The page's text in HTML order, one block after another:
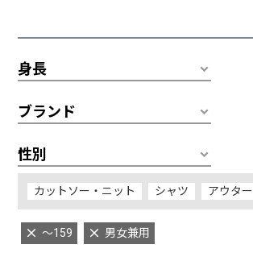
身長
ブランド
性別
カットソー・ニット シャツ アウター
～159 男女兼用